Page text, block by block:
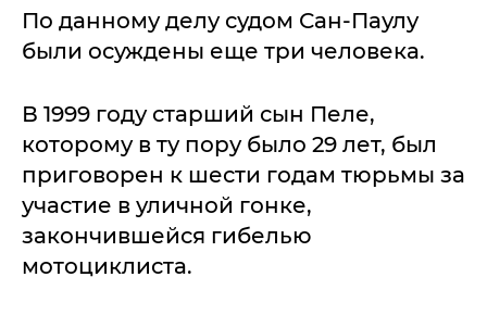
По данному делу судом Сан-Паулу
были осуждены еще три человека.
В 1999 году старший сын Пеле,
которому в ту пору было 29 лет, был
приговорен к шести годам тюрьмы за
участие в уличной гонке,
закончившейся гибелью
мотоциклиста.